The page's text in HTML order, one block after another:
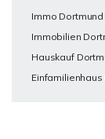
Immo Dortmund
Immobilien
Hauskauf